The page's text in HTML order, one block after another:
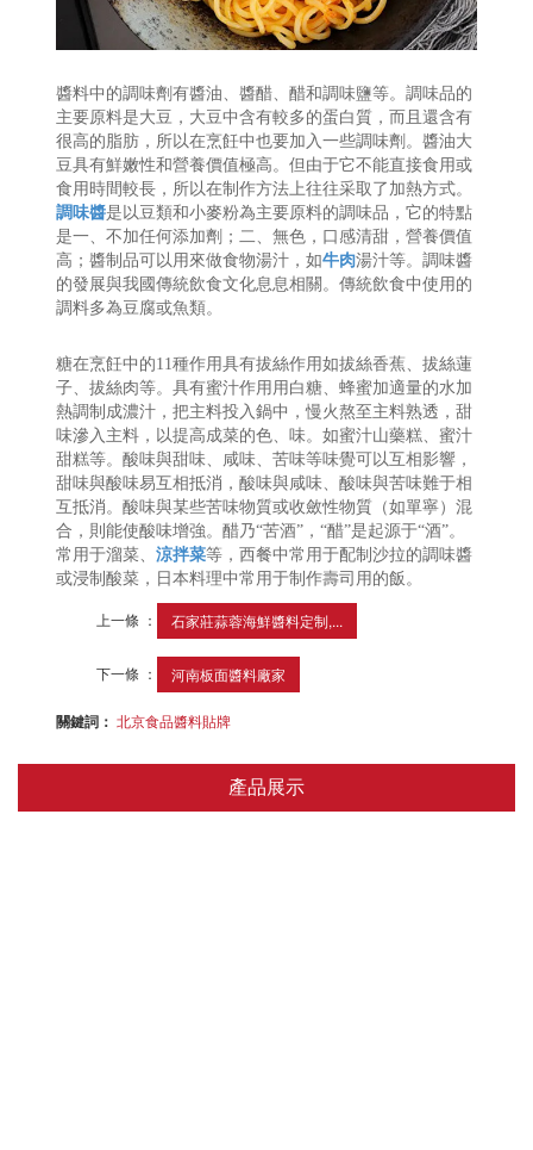
醬料中的調味劑有醬油、醬醋、醋和調味鹽等。調味品的
主要原料是大豆，大豆中含有較多的蛋白質，而且還含有
很高的脂肪，所以在烹飪中也要加入一些調味劑。醬油大
豆具有鮮嫩性和營養價值極高。但由于它不能直接食用或
食用時間較長，所以在制作方法上往往采取了加熱方式。
調味醬是以豆類和小麥粉為主要原料的調味品，它的特點
是一、不加任何添加劑；二、無色，口感清甜，營養價值
高；醬制品可以用來做食物湯汁，如牛肉湯汁等。調味醬
的發展與我國傳統飲食文化息息相關。傳統飲食中使用的
調料多為豆腐或魚類。
糖在烹飪中的11種作用具有拔絲作用如拔絲香蕉、拔絲蓮
子、拔絲肉等。具有蜜汁作用用白糖、蜂蜜加適量的水加
熱調制成濃汁，把主料投入鍋中，慢火熬至主料熟透，甜
味滲入主料，以提高成菜的色、味。如蜜汁山藥糕、蜜汁
甜糕等。酸味與甜味、咸味、苦味等味覺可以互相影響，
甜味與酸味易互相抵消，酸味與咸味、酸味與苦味難于相
互抵消。酸味與某些苦味物質或收斂性物質（如單寧）混
合，則能使酸味增強。醋乃“苦酒”，“醋”是起源于“酒”。
常用于溜菜、涼拌菜等，西餐中常用于配制沙拉的調味醬
或浸制酸菜，日本料理中常用于制作壽司用的飯。
上一條 ： 石家莊蒜蓉海鮮醬料定制,...
下一條 ： 河南板面醬料廠家
關鍵詞：北京食品醬料貼牌
產品展示